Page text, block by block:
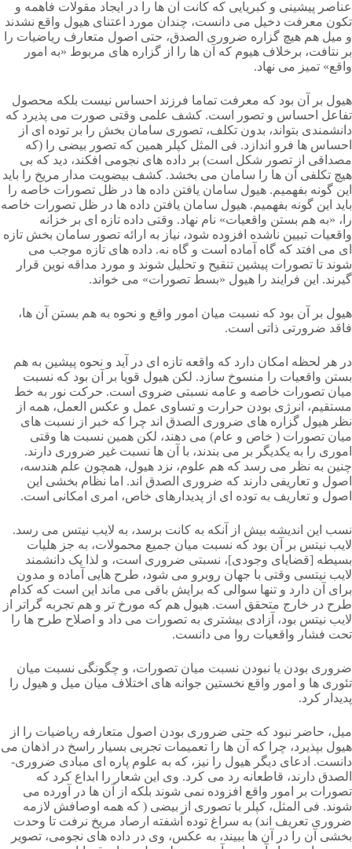
عناصر پیشینی و کبریایی که کانت آن ها را در ایجاد مقولات فاهمه و
تکون معرفت دخیل می دانست، چندان مورد اعتنای هیول واقع نشدند
و میل هم هیچ گزاره ضروری الصدق، حتی اصول متعارف ریاضیات را
بر نتافت، برخلاف هیوم که آن ها را از گزاره های مربوط «به امور
واقع» تمیز می نهاد.
هیول بر آن بود که معرفت تماما فرزند احساس نیست بلکه محصول
تفاعل احساس و تصور است. کشف علمی وقتی صورت می پذیرد که
دانشمندی بتواند، بدون تکلف، تصوری سامان بخش را بر توده ای از
احساس ها فرو اندازد. فی المثل کپلر همین که تصور بیضی را (که
مصداقی از تصور شکل است) بر داده های نجومی افکند، دید که بی
هیچ تکلفی آن ها را سامان می بخشد. کشف بیضویت مدار مریخ را باید
این گونه بفهمیم. هیول سامان یافتن داده ها در ظل تصورات خاصه را
باید این گونه بفهمیم. هیول سامان یافتن داده ها در ظل تصورات خاصه
را، «به هم بستن واقعیات» نام نهاد. وقتی داده تازه ای بر خزانه
واقعیات تبیین ناشده افزوده شود، نیاز به ارائه تصور سامان بخش تازه
ای می افتد که گاه آماده است و گاه نه. داده های تازه موجب می
شوند تا تصورات پیشین تنقیح و تحلیل شوند و مورد مداقه نوین قرار
گیرند. این فرایند را هیول «بسط تصورات» می خواند.
هیول بر آن بود که نسبت میان امور واقع و نحوه به هم بستن آن ها،
فاقد ضرورتی ذاتی است.
در هر لحظه امکان دارد که واقعه تازه ای در آید و نحوه پیشین به هم
بستن واقعیات را منسوخ سازد. لکن هیول قویا بر آن بود که نسبت
میان تصورات خاصه و عامه نسبتی ضروی است. حرکت نور به خط
مستقیم، انرژی بودن حرارت و تساوی عمل و عکس العمل، همه از
نظر هیول گزاره های ضروری الصدق اند چرا که خبر از نسبت های
میان تصورات ( خاص و عام) می دهند، لکن همین نسبت ها وقتی
اموری را به یکدیگر بر می بندند، با آن ها نسبت غیر ضروری دارند.
چنین به نظر می رسد که هم علوم، نزد هیول، همچون علم هندسه،
اصول و تعاریفی دارند که ضروری الصدق اند. اما نظام بخشی این
اصول و تعاریف به توده ای از پدیدارهای خاص، امری امکانی است.
نسب این اندیشه بیش از آنکه به کانت برسد، به لایب نیتس می رسد.
لایب نیتس بر آن بود که نسبت میان جمیع محمولات، به جز هلیات
بسیطه [قضایای وجودی]، نسبتی ضروری است، و لذا یک دانشمند
لایب نیتسی وقتی با جهان روبرو می شود، طرح هایی آماده و مدون
برای آن دارد و تنها سوالی که برایش باقی می ماند این است که کدام
طرح در خارج متحقق است. هیول هم که مورخ تر و هم تجربه گراتر از
لایب نیتس بود، آزادی بیشتری به تصورات می داد و اصلاح طرح ها را
تحت فشار واقعیات روا می دانست.
ضروری بودن یا نبودن نسبت میان تصورات، و چگونگی نسبت میان
تئوری ها و امور واقع نخستین جوانه های اختلاف میان میل و هیول را
پدیدار کرد.
میل، حاضر نبود که حتی ضروری بودن اصول متعارفه ریاضیات را از
هیول بپذیرد، چرا که آن ها را تعمیمات تجربی بسیار راسخ در اذهان می
دانست. ادعای دیگر هیول را نیز، که به علوم پاره ای مبادی ضروری-
الصدق دارند، قاطعانه رد می کرد. وی این شعار را ابداع کرد که
تصورات بر امور واقع افزوده نمی شوند بلکه از آن ها در آورده می
شوند. فی المثل، کپلر با تصوری از بیضی ( که همه اوصافش لازمه
ضروری تعریف اند) به سراغ توده آشفته ارصاد مریخ نرفت تا وحدت
بخشی آن را در آن ها ببیند، به عکس، وی در داده های نجومی، تصویر